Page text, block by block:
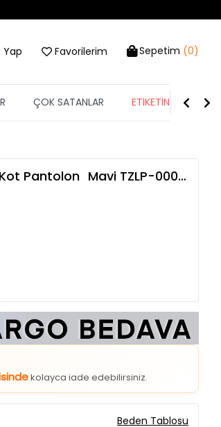
Yap Favorilerim Sepetim (0)
ÇOK SATANLAR ETİKETİN YARISI
Kot Pantolon Mavi TZLP-00010138
kolayca iade edebilirsiniz.